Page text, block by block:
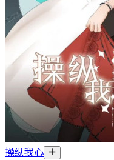
操纵我心